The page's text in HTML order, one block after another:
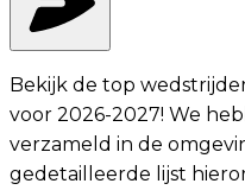
Bekijk de top
voor 2026-2027! We
verzameld in de
gedetailleerde lijst